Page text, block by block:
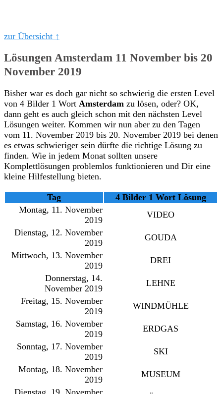
zur Übersicht ↑
Lösungen Amsterdam 11 November bis 20
November 2019
Bisher war es doch gar nicht so schwierig die ersten Level
von 4 Bilder 1 Wort Amsterdam zu lösen, oder? OK,
dann geht es auch gleich schon mit den nächsten Level
Lösungen weiter. Kommen wir nun aber zu den Tagen
vom 11. November 2019 bis 20. November 2019 bei denen
es etwas schwieriger sein dürfte die richtige Lösung zu
finden. Wie in jedem Monat sollten unsere
Komplettlösungen problemlos funktionieren und Dir eine
kleine Hilfestellung bieten.
Tag
4 Bilder 1 Wort Lösung
Montag, 11. November
2019
VIDEO
Dienstag, 12. November
2019
GOUDA
Mittwoch, 13. November
2019
DREI
Donnerstag, 14.
November 2019
LEHNE
Freitag, 15. November
2019
WINDMÜHLE
Samstag, 16. November
2019
ERDGAS
Sonntag, 17. November
2019
SKI
Montag, 18. November
2019
MUSEUM